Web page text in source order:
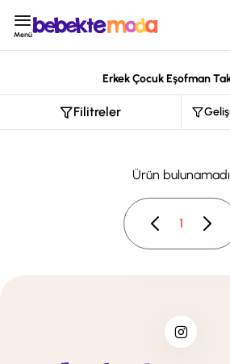
Menü
Erkek Çocuk Eşofman
Filitreler
Ürün bulunamadı
1